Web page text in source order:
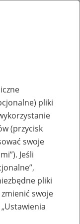
pracy
pliki
(przycisk
swoje
Jeśli
pliki
swoje